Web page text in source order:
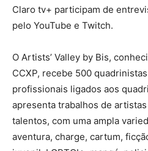
Claro tv+ participam de
pelo YouTube e Twitch.
O Artists’ Valley by Bis,
CCXP, recebe 500
profissionais ligados aos
apresenta trabalhos de
talentos, com uma ampla
aventura, charge, cartum,